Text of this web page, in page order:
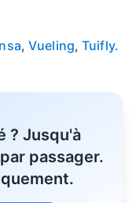
,Vueling,Tuifly.
? Jusqu'à
passager.